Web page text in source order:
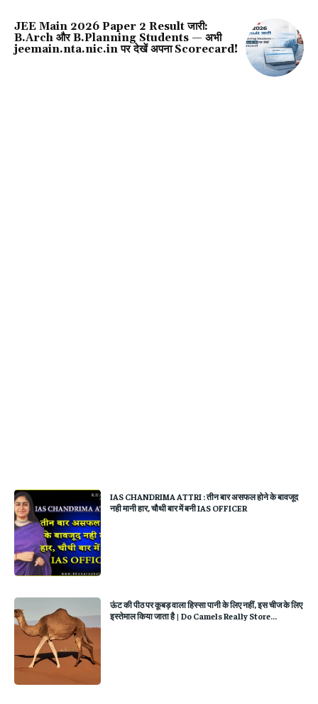
IAS CHANDRIMA ATTRI : तीन बार असफल होने के बावजूद
नही मानी हार, चौथी बार में बनी IAS OFFICER
ऊंट की पीठ पर कूबड़ वाला हिस्‍सा पानी के लिए नहीं, इस चीज के लिए
इस्‍तेमाल किया जाता है | Do Camels Really Store...
JEE Main 2026 Paper 2 Result जारी:
B.Arch और B.Planning Students — अभी
jeemain.nta.nic.in पर देखें अपना Scorecard!